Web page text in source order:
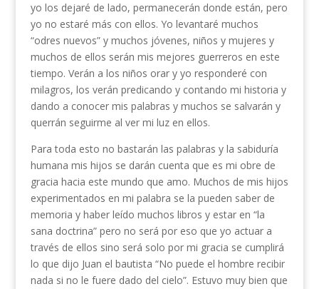
yo los dejaré de lado, permanecerán donde están, pero
yo no estaré más con ellos. Yo levantaré muchos
“odres nuevos” y muchos jóvenes, niños y mujeres y
muchos de ellos serán mis mejores guerreros en este
tiempo. Verán a los niños orar y yo responderé con
milagros, los verán predicando y contando mi historia y
dando a conocer mis palabras y muchos se salvarán y
querrán seguirme al ver mi luz en ellos.
Para toda esto no bastarán las palabras y la sabiduría
humana mis hijos se darán cuenta que es mi obre de
gracia hacia este mundo que amo. Muchos de mis hijos
experimentados en mi palabra se la pueden saber de
memoria y haber leído muchos libros y estar en “la
sana doctrina” pero no será por eso que yo actuar a
través de ellos sino será solo por mi gracia se cumplirá
lo que dijo Juan el bautista “No puede el hombre recibir
nada si no le fuere dado del cielo”. Estuvo muy bien que